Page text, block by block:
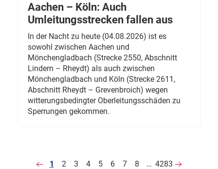
Aachen – Köln: Auch
Umleitungsstrecken fallen aus
In der Nacht zu heute (04.08.2026) ist es
sowohl zwischen Aachen und
Mönchengladbach (Strecke 2550, Abschnitt
Lindern – Rheydt) als auch zwischen
Mönchengladbach und Köln (Strecke 2611,
Abschnitt Rheydt – Grevenbroich) wegen
witterungsbedingter Oberleitungsschäden zu
Sperrungen gekommen.
1 2 3 4 5 6 7 8 … 4283